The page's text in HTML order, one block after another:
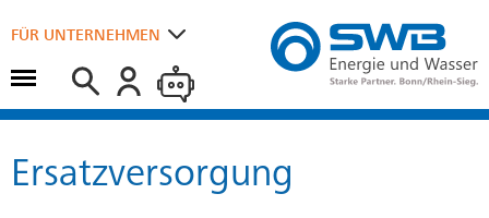
FÜR UNTERNEHMEN
FÜR ZUHAUSE
Hauptmenü öffnen
Suchen
Ersatzversorgung